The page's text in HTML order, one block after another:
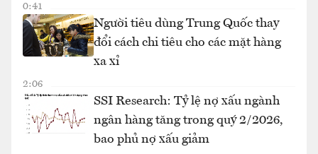
0:41
Người tiêu dùng Trung Quốc thay
đổi cách chi tiêu cho các mặt hàng
xa xỉ
2:06
SSI Research: Tỷ lệ nợ xấu ngành
ngân hàng tăng trong quý 2/2026,
bao phủ nợ xấu giảm